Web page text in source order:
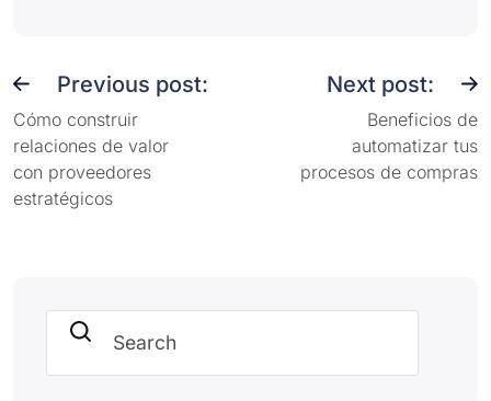
Previous post:
Cómo construir
relaciones de valor
con proveedores
estratégicos
Next post:
Beneficios de
automatizar tus
procesos de compras
Search